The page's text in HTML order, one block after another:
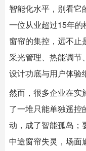
关于我们
智能化水平，别看它
一位从业超过15年
窗帘的集控，远不止
采光管理、热能调节
设计功底与用户体验
然而，很多企业在实
了一堆只能单独遥控
动，成了智能孤岛；
中途窗帘失灵，场面